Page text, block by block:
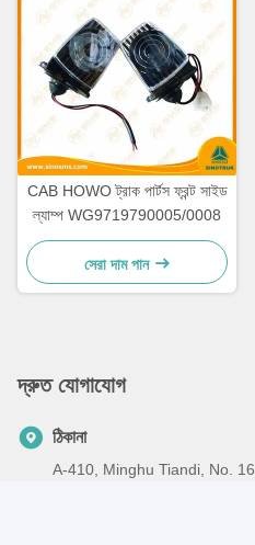
CAB HOWO ট্রাক পার্টস ফ্রন্ট সাইড
ল্যাম্প WG9719790005/0008
সেরা দাম পান
দ্রুত যোগাযোগ
ঠিকানা
A-410, Minghu Tiandi, No.